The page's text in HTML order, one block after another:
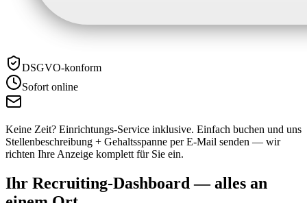
DSGVO-konform
Sofort online
Keine Zeit? Einrichtungs-Service inklusive. Einfach buchen und uns
Stellenbeschreibung + Gehaltsspanne per E-Mail senden — wir
richten Ihre Anzeige komplett für Sie ein.
Ihr Recruiting-Dashboard — alles an